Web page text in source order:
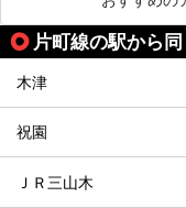
片町線の駅から
木津
祝園
ＪＲ三山木